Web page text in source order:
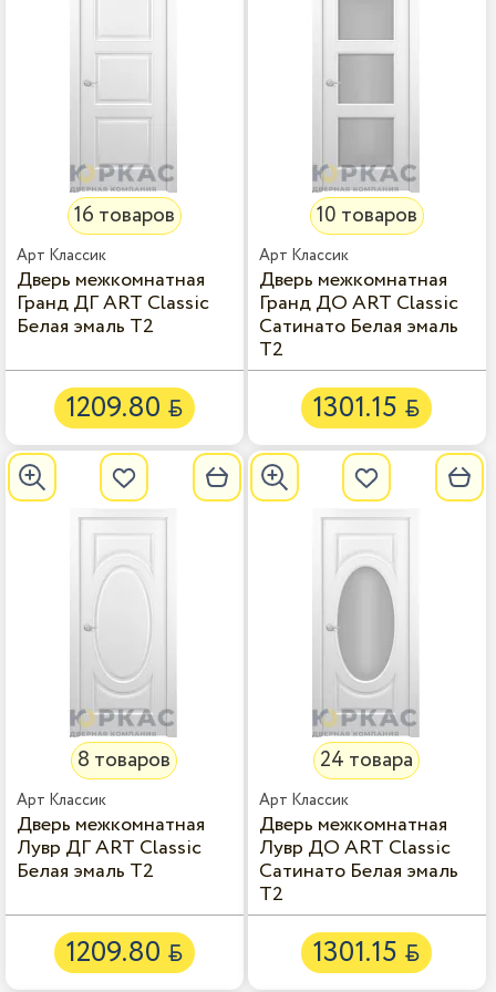
16 товаров
Дверь межкомнатная
Гранд ДГ ART Classic
Белая эмаль Т2
1209.80 
10 товаров
Дверь межкомнатная
Гранд ДО ART Classic
Сатинато Белая эмаль
Т2
1301.15 
8 товаров
Дверь межкомнатная
Лувр ДГ ART Classic
Белая эмаль Т2
1209.80 
24 товара
Дверь межкомнатная
Лувр ДО ART Classic
Сатинато Белая эмаль
Т2
1301.15 